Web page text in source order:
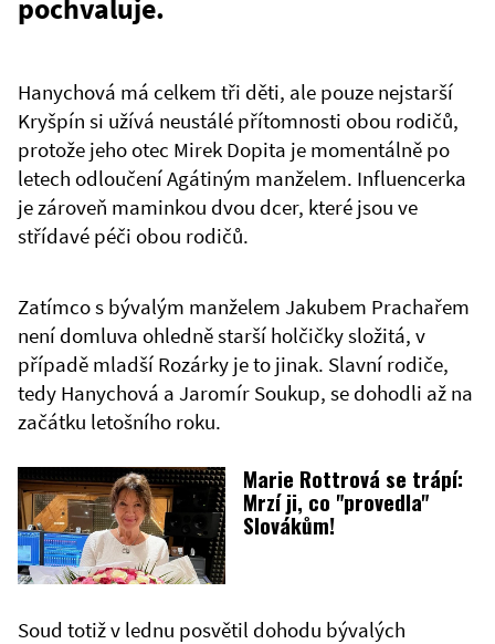
pochvaluje.
Hanychová má celkem tři děti, ale pouze nejstarší
Kryšpín si užívá neustálé přítomnosti obou rodičů,
protože jeho otec Mirek Dopita je momentálně po
letech odloučení Agátiným manželem. Influencerka
je zároveň maminkou dvou dcer, které jsou ve
střídavé péči obou rodičů.
Zatímco s bývalým manželem Jakubem Prachařem
není domluva ohledně starší holčičky složitá, v
případě mladší Rozárky je to jinak. Slavní rodiče,
tedy Hanychová a Jaromír Soukup, se dohodli až na
začátku letošního roku.
Marie Rottrová se trápí:
Mrzí ji, co "provedla"
Slovákům!
Soud totiž v lednu posvětil dohodu bývalých